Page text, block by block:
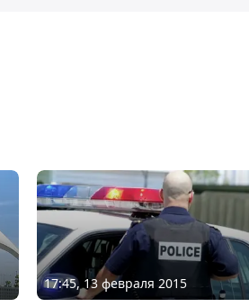
17:45, 13 февраля 2015